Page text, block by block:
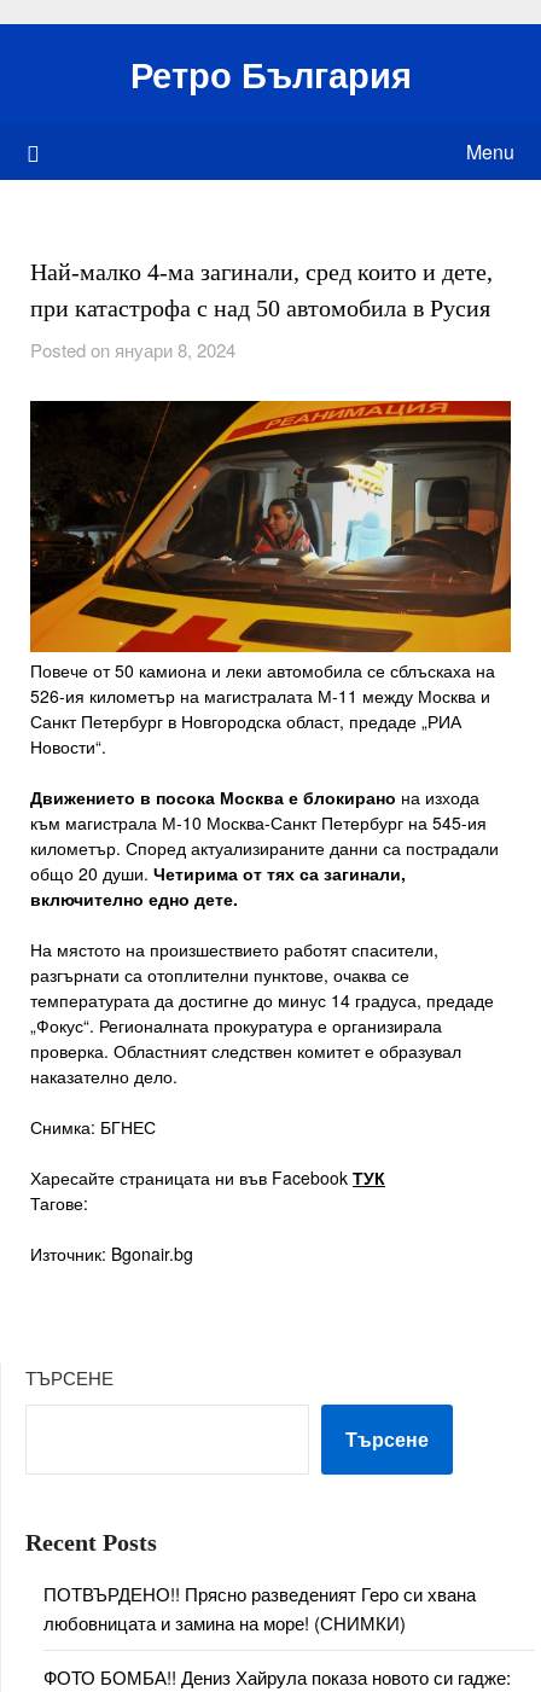
Ретро България
Menu
Най-малко 4-ма загинали, сред които и дете,
при катастрофа с над 50 автомобила в Русия
Posted on януари 8, 2024
Повече от 50 камиона и леки автомобила се сблъскаха на
526-ия километър на магистралата М-11 между Москва и
Санкт Петербург в Новгородска област, предаде „РИА
Новости“.
Движението в посока Москва е блокирано на изхода
към магистрала М-10 Москва-Санкт Петербург на 545-ия
километър. Според актуализираните данни са пострадали
общо 20 души. Четирима от тях са загинали,
включително едно дете.
На мястото на произшествието работят спасители,
разгърнати са отоплителни пунктове, очаква се
температурата да достигне до минус 14 градуса, предаде
„Фокус“. Регионалната прокуратура е организирала
проверка. Областният следствен комитет е образувал
наказателно дело.
Снимка: БГНЕС
Харесайте страницата ни във Facebook ТУК
Тагове:
Източник: Bgonair.bg
ТЪРСЕНЕ
Търсене
Recent Posts
ПОТВЪРДЕНО!! Прясно разведеният Геро си хвана
любовницата и замина на море! (СНИМКИ)
ФОТО БОМБА!! Дениз Хайрула показа новото си гадже: